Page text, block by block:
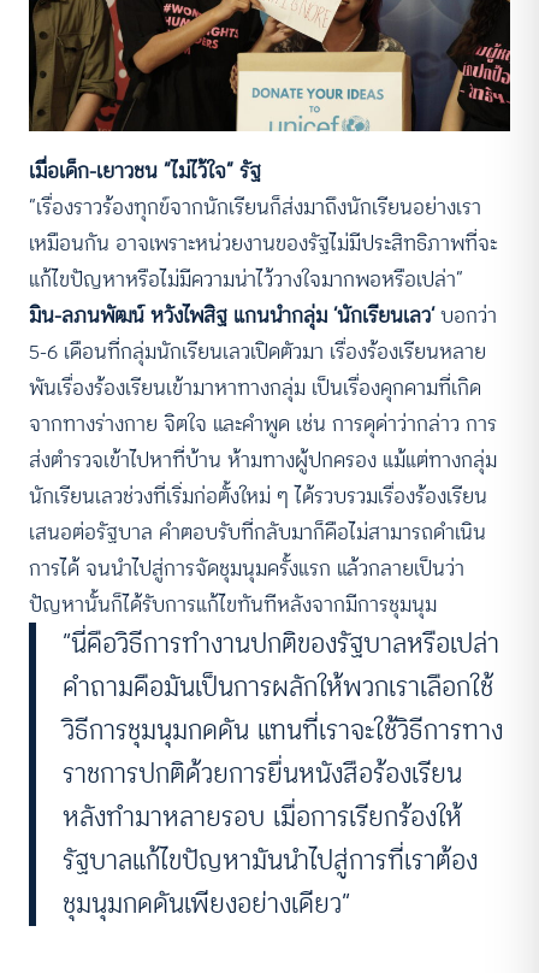
เมื่อเด็ก-เยาวชน “ไม่ไว้ใจ” รัฐ
“เรื่องราวร้องทุกข์จากนักเรียนก็ส่งมาถึงนักเรียนอย่างเรา
เหมือนกัน อาจเพราะหน่วยงานของรัฐไม่มีประสิทธิภาพที่จะ
แก้ไขปัญหาหรือไม่มีความน่าไว้วางใจมากพอหรือเปล่า”
มิน-ลภนพัฒน์ หวังไพสิฐ แกนนำกลุ่ม‘นักเรียนเลว‘บอกว่า
5-6 เดือนที่กลุ่มนักเรียนเลวเปิดตัวมา เรื่องร้องเรียนหลาย
พันเรื่องร้องเรียนเข้ามาหาทางกลุ่ม เป็นเรื่องคุกคามที่เกิด
จากทางร่างกาย จิตใจ และคำพูด เช่น การดุด่าว่ากล่าว การ
ส่งตำรวจเข้าไปหาที่บ้าน ห้ามทางผู้ปกครอง แม้แต่ทางกลุ่ม
นักเรียนเลวช่วงที่เริ่มก่อตั้งใหม่ ๆ ได้รวบรวมเรื่องร้องเรียน
เสนอต่อรัฐบาล คำตอบรับที่กลับมาก็คือไม่สามารถดำเนิน
การได้ จนนำไปสู่การจัดชุมนุมครั้งแรก แล้วกลายเป็นว่า
ปัญหานั้นก็ได้รับการแก้ไขทันทีหลังจากมีการชุมนุม
“นี่คือวิธีการทำงานปกติของรัฐบาลหรือเปล่า
คำถามคือมันเป็นการผลักให้พวกเราเลือกใช้
วิธีการชุมนุมกดดัน แทนที่เราจะใช้วิธีการทาง
ราชการปกติด้วยการยื่นหนังสือร้องเรียน
หลังทำมาหลายรอบ เมื่อการเรียกร้องให้
รัฐบาลแก้ไขปัญหามันนำไปสู่การที่เราต้อง
ชุมนุมกดดันเพียงอย่างเดียว”